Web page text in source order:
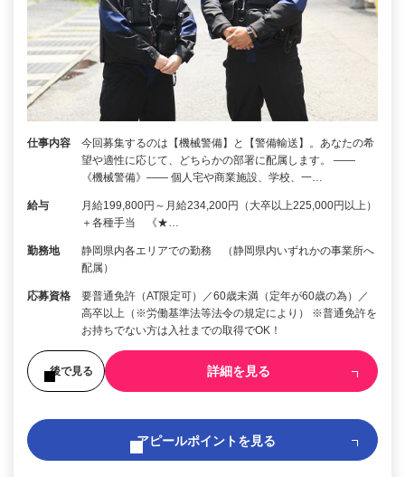
仕事内容
今回募集するのは【機械警備】と【警備輸送】。あなたの希
望や適性に応じて、どちらかの部署に配属します。 ――
《機械警備》―― 個人宅や商業施設、学校、一…
給与
月給199,800円～月給234,200円（大卒以上225,000円以上）
＋各種手当 《★…
勤務地
静岡県内各エリアでの勤務 （静岡県内いずれかの事業所へ
配属）
応募資格
要普通免許（AT限定可）／60歳未満（定年が60歳の為）／
高卒以上（※労働基準法等法令の規定により） ※普通免許を
お持ちでない方は入社までの取得でOK！
後で見る 詳細を見る
アピールポイントを見る